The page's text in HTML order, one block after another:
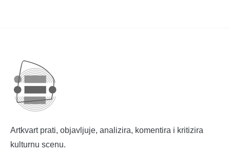
Artkvart prati, objavljuje, analizira, komentira i kritizira
kulturnu scenu.